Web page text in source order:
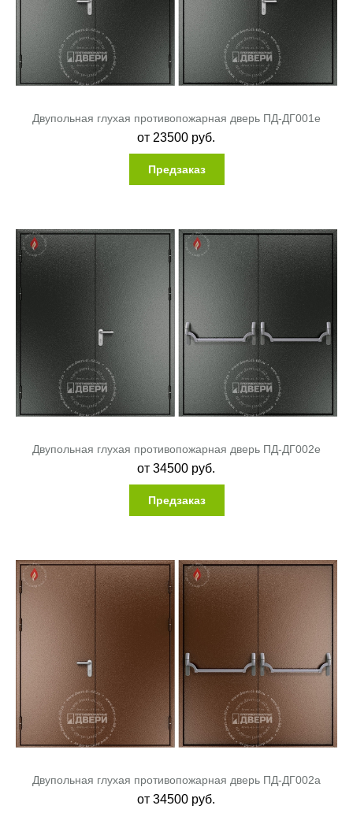
Двупольная глухая противопожарная дверь ПД-ДГ001e
от 23500 руб.
Предзаказ
Двупольная глухая противопожарная дверь ПД-ДГ002e
от34500 руб.
Предзаказ
Двупольная глухая противопожарная дверь ПД-ДГ002a
от34500 руб.